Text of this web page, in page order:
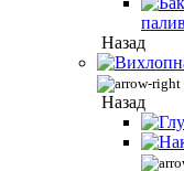
Назад
Назад